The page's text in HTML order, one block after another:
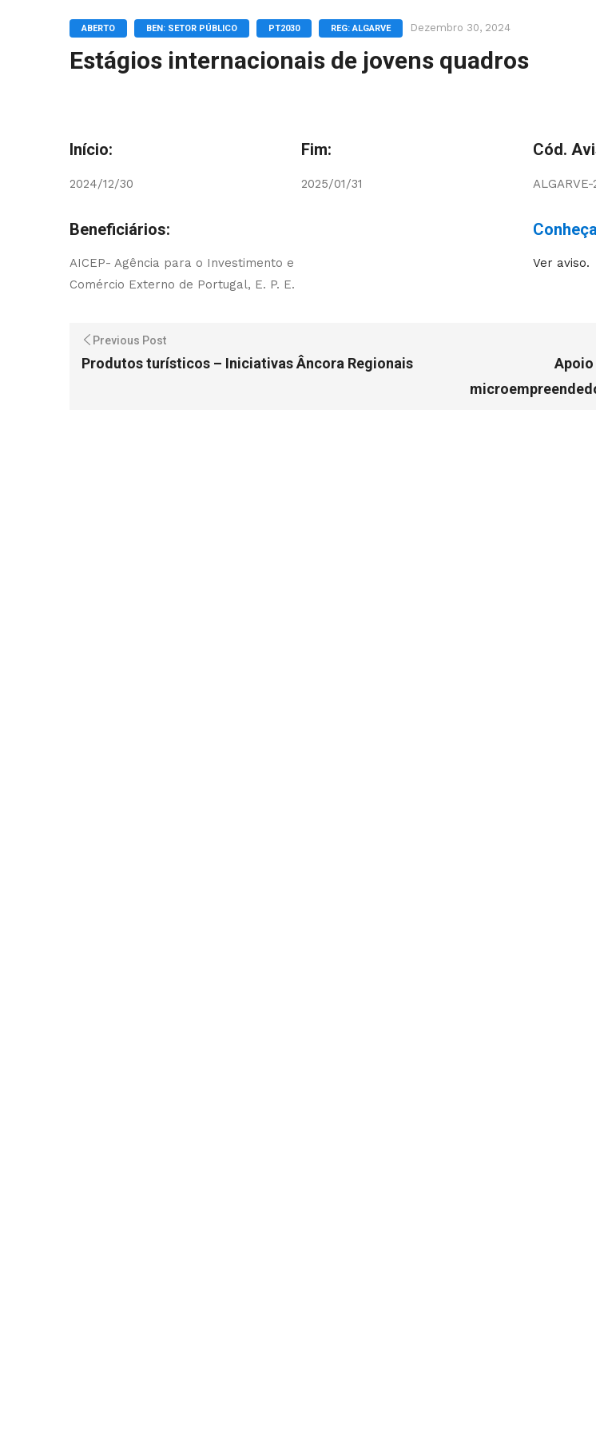
ABERTO BEN: SETOR PÚBLICO PT2030 REG: ALGARVE Dezembro 30, 2024
Estágios internacionais de jovens quadros
Início:
2024/12/30
Fim:
2025/01/31
Cód.
Beneficiários:
AICEP- Agência para o Investimento e
Comércio Externo de Portugal, E. P. E.
Ver aviso.
Previous Post
Produtos turísticos – Iniciativas Âncora Regionais
Apoio